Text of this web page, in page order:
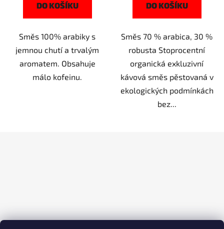
DO KOŠÍKU
Směs 100% arabiky s
jemnou chutí a trvalým
aromatem. Obsahuje
málo kofeinu.
DO KOŠÍKU
Směs 70 % arabica, 30 %
robusta Stoprocentní
organická exkluzivní
kávová směs pěstovaná v
ekologických podmínkách
bez...